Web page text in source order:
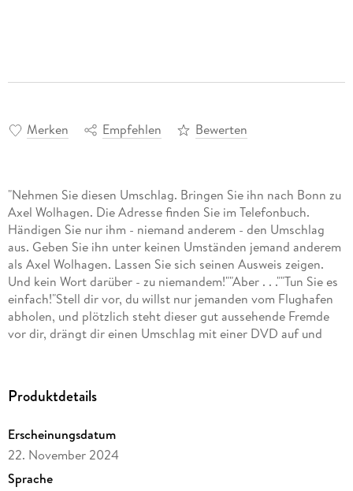
Merken Empfehlen Bewerten
"Nehmen Sie diesen Umschlag. Bringen Sie ihn nach Bonn zu
Axel Wolhagen. Die Adresse finden Sie im Telefonbuch.
Händigen Sie nur ihm - niemand anderem - den Umschlag
aus. Geben Sie ihn unter keinen Umständen jemand anderem
als Axel Wolhagen. Lassen Sie sich seinen Ausweis zeigen.
Und kein Wort darüber - zu niemandem!""Aber . . .""Tun Sie es
einfach!"Stell dir vor, du willst nur jemanden vom Flughafen
abholen, und plötzlich steht dieser gut aussehende Fremde
vor dir, drängt dir einen Umschlag mit einer DVD auf und
Terrorvereinigung gerätst? Genau das passiert der 32-
Bonn. Ehe sie sich versieht, findet sie sich inmitten von
Geheimdiensten, gefährlichen Terroristen und Kriminellen
wieder und muss um ihr Leben fürchten. Und als wäre das
Produktdetails
Erscheinungsdatum
22. November 2024
Sprache